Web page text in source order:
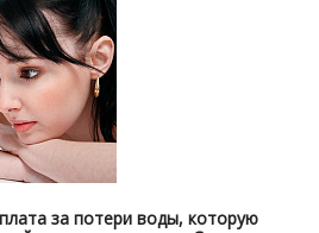
за потери воды, которую